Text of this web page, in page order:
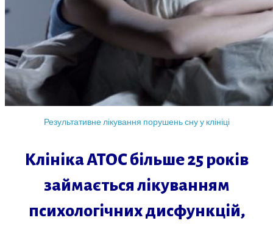
Результативне лікування порушень сну у клініці
Клініка АТОС більше 25 років
займається лікуванням
психологічних дисфункцій,